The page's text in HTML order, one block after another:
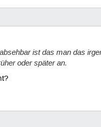
ist das man das
oder später an.